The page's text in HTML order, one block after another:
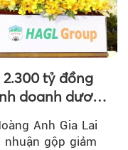
tỷ đồng
doanh dương
Anh Gia Lai
gộp giảm